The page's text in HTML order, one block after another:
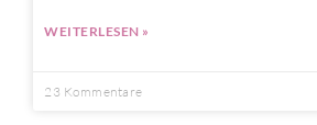
WEITERLESEN »
23 Kommentare